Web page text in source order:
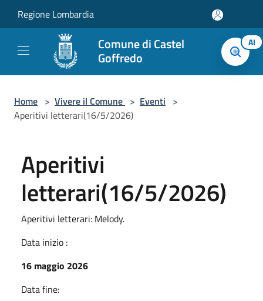
Regione Lombardia
Comune di Castel
Goffredo
AI
Home > Vivere il Comune > Eventi >
Aperitivi letterari(16/5/2026)
Aperitivi
letterari(16/5/2026)
Aperitivi letterari: Melody.
Data inizio :
16 maggio 2026
Data fine: